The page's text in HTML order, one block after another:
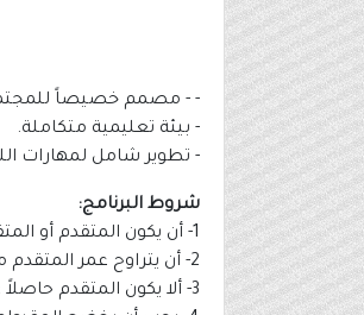
- - مصمم خصيصاً
- بيئة تعليمية متكاملة.
- تطوير شامل لمهارات
شروط البرنامج:
1- أن يكون المتقدم أو المتقدمة سعودي الجنسية.
2- أن يتراوح عمر المتقدم ما بين 18 و60 عاماً.
3- ألا يكون المتقدم حاصلاً على شهادة دراسات عليا، مثل (الدبلوم العالي أو الماجستير أو الدكتوراه).